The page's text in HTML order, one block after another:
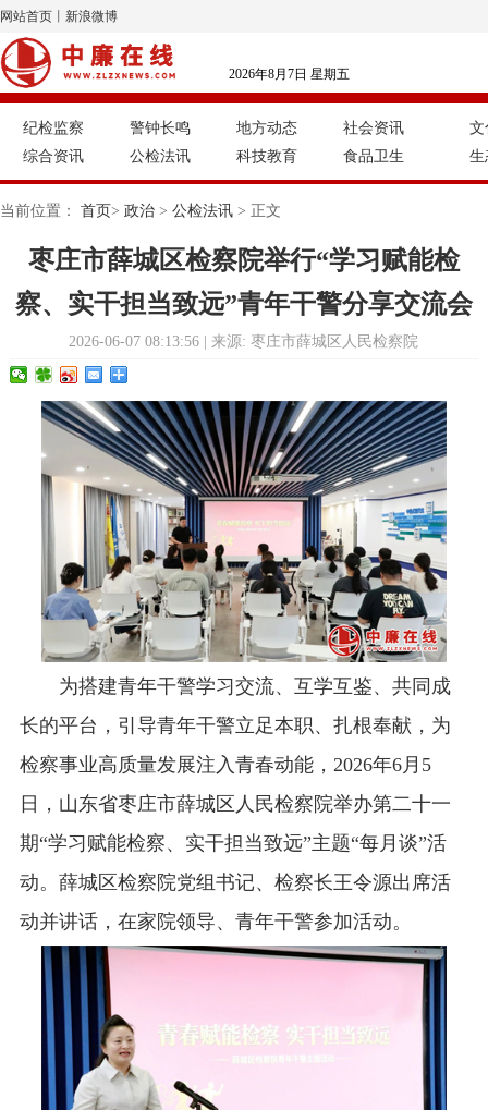
网站首页 新浪微博
2026年8月7日 星期五
纪检监察 警钟长鸣 地方动态
社会资讯
综合资讯
公检法讯 科技教育 食品卫生
文
生
当前位置： 首页> 政治 > 公检法讯 > 正文
枣庄市薛城区检察院举行“学习赋能检
察、实干担当致远”青年干警分享交流会
2026-06-07 08:13:56 | 来源: 枣庄市薛城区人民检察院
为搭建青年干警学习交流、互学互鉴、共同成
长的平台，引导青年干警立足本职、扎根奉献，为
检察事业高质量发展注入青春动能，2026年6月5
日，山东省枣庄市薛城区人民检察院举办第二十一
期“学习赋能检察、实干担当致远”主题“每月谈”活
动。薛城区检察院党组书记、检察长王令源出席活
动并讲话，在家院领导、青年干警参加活动。